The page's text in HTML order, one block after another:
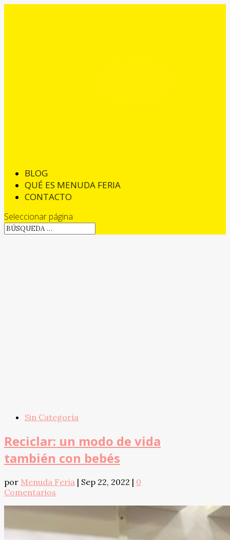
BLOG
QUÉ ES MENUDA FERIA
CONTACTO
Seleccionar página
Sin Categoría
Reciclar: un modo de vida
también con bebés
por Menuda Feria | Sep 22, 2022 | 0
Comentarios